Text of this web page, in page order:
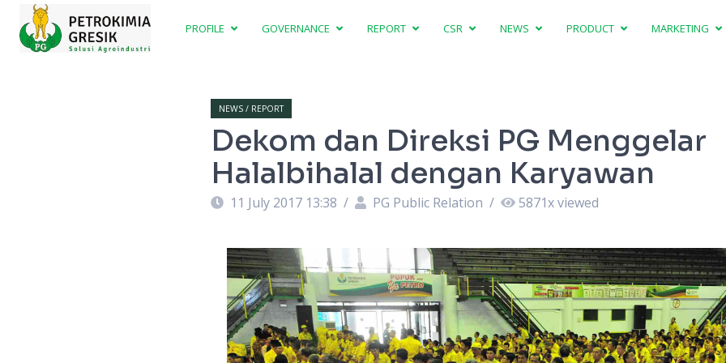
PROFILE GOVERNANCE REPORT CSR NEWS PRODUCT MARKETING
NEWS / REPORT
Dekom dan Direksi PG Menggelar
Halalbihalal dengan Karyawan
11 July 2017 13:38 / PG Public Relation / 5871x viewed